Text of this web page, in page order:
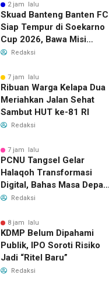
2 jam lalu
Skuad Banteng Banten FC
Siap Tempur di Soekarno
Cup 2026, Bawa Misi
Harumkan Nama Banten
Redaksi
7 jam lalu
Ribuan Warga Kelapa Dua
Meriahkan Jalan Sehat
Sambut HUT ke-81 RI
Redaksi
7 jam lalu
PCNU Tangsel Gelar
Halaqoh Transformasi
Digital, Bahas Masa Depan
NU di Era Disrupsi
Redaksi
8 jam lalu
KDMP Belum Dipahami
Publik, IPO Soroti Risiko
Jadi “Ritel Baru”
Redaksi